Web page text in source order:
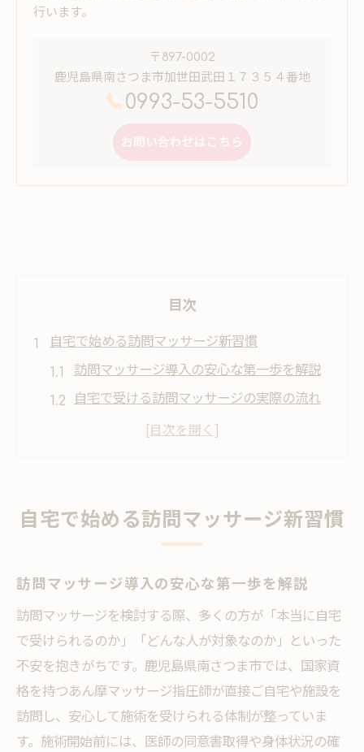
行います。
〒897-0002
鹿児島県南さつま市加世田武田１７３５４番地
0993-53-5510
お問い合わせはこちら
目次
自宅で始める訪問マッサージ新習慣
訪問マッサージ導入の安心な第一歩を解説
自宅で受ける訪問マッサージの実際の流れ
訪問マッサージで日常生活を快適にする方
訪問マッサージの効果的な利用ポイント紹
訪問マッサージが予防ケアにもたらす変化
日常に訪問マッサージを取り入れるメリッ
ト
寝たきり予防に訪問マッサージができるこ
と
訪問マッサージで関節拘縮を防ぐ実践例
自宅で始める訪問マッサージ新習慣
訪問マッサージ導入の安心な第一歩を解説
訪問マッサージを検討する際、多くの方が「本当に自宅
で受けられるのか」「どんな人が対象なのか」といった
不安を抱きがちです。鹿児島県南さつま市では、国家資
格を持つあん摩マッサージ指圧師が直接ご自宅や施設を
訪問し、安心して施術を受けられる体制が整っていま
す。施術開始前には、医師の同意書取得や身体状況の確